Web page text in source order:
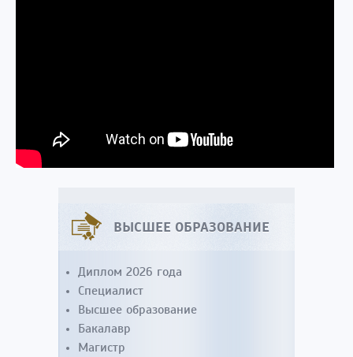
ВЫСШЕЕ ОБРАЗОВАНИЕ
Диплом 2026 года
Специалист
Высшее образование
Бакалавр
Магистр